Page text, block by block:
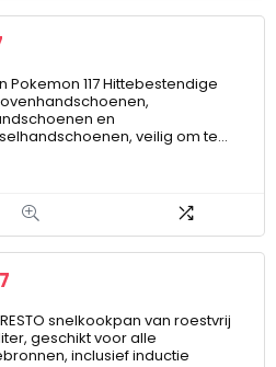
Pokemon 117 Hittebestendige
en
veilig om te…
snelkookpan van roestvrij
geschikt voor alle
inclusief inductie